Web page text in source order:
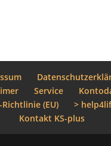
Service
(EU)
>
Kontakt KS-plus